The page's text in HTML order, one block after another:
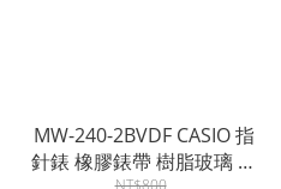
MW-240-2BVDF CASIO 指
針錶 橡膠錶帶 樹脂玻璃 防